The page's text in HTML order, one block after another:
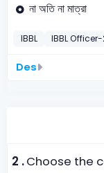
না অতি না মাত্রা
IBBL IBBL Officer-
Des
2 .Choose the